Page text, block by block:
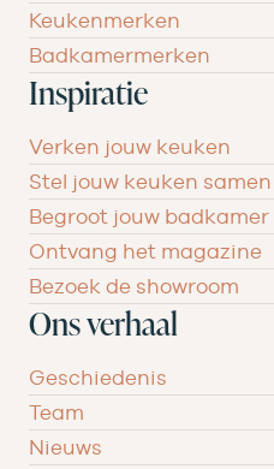
Keukenmerken
Badkamermerken
Inspiratie
Verken jouw keuken
Stel jouw keuken samen
Begroot jouw badkamer
Ontvang het magazine
Bezoek de showroom
Ons verhaal
Geschiedenis
Team
Nieuws